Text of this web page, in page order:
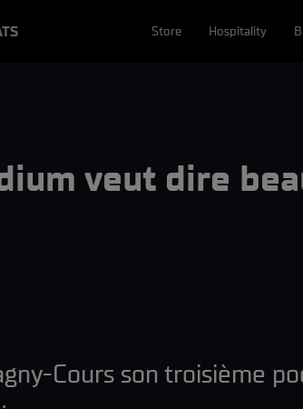
Store Hospitality
veut dire
Cours son troisième